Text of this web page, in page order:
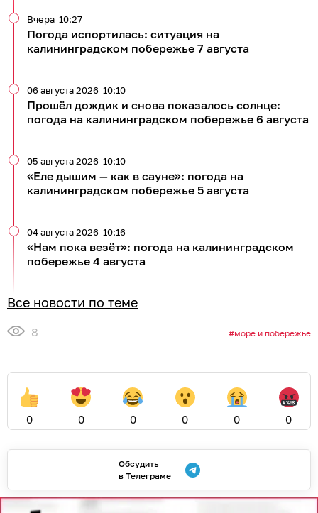
Погода испортилась: ситуация на
калининградском побережье 7 августа
Вчера 10:27
Прошёл дождик и снова показалось солнце:
погода на калининградском побережье 6 августа
06 августа 2026 10:10
«Еле дышим — как в сауне»: погода на
калининградском побережье 5 августа
05 августа 2026 10:10
«Нам пока везёт»: погода на калининградском
побережье 4 августа
04 августа 2026 10:16
Все новости по теме
8 море и побережье
0 0 0 0 0 0
Обсудить
в Телеграме